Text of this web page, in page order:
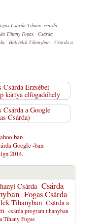
Csárda Tihany, csárda
Tihany Fogas, Csárda
Halételek Tihanyban, Csárda a
ban
Google -ban
2014.
Csárda Csárda
Fogas Csárda
Tihanyban Csárda a
csárda program tihanyban
Tihany Fogas